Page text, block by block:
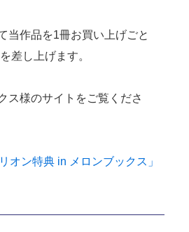
当作品を1冊お買い上げごと
差し上げます。
ス様のサイトをご覧くださ
オン特典 in メロンブックス」